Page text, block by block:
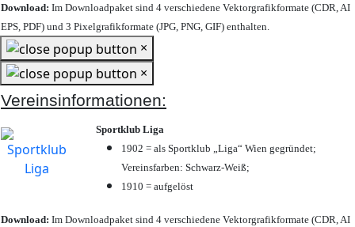
Download: Im Downloadpaket sind 4 verschiedene Vektorgrafikformate (CDR, AI
EPS, PDF) und 3 Pixelgrafikformate (JPG, PNG, GIF) enthalten.
×
×
Vereinsinformationen:
Sportklub Liga
1902 = als Sportklub „Liga“ Wien gegründet;
Vereinsfarben: Schwarz-Weiß;
1910 = aufgelöst
Download: Im Downloadpaket sind 4 verschiedene Vektorgrafikformate (CDR, AI